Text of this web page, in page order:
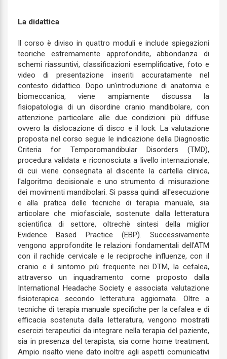
La didattica
Il corso è diviso in quattro moduli e include spiegazioni
teoriche estremamente approfondite, abbondanza di
schemi riassuntivi, classificazioni esemplificative, foto e
video di presentazione inseriti accuratamente nel
contesto didattico. Dopo un'introduzione di anatomia e
biomeccanica, viene ampiamente discussa la
fisiopatologia di un disordine cranio mandibolare, con
attenzione particolare alle due condizioni più diffuse
ovvero la dislocazione di disco e il lock. La valutazione
proposta nel corso segue le indicazione della Diagnostic
Criteria for Temporomandibular Disorders (TMD),
procedura validata e riconosciuta a livello internazionale,
di cui viene consegnata al discente la cartella clinica,
l'algoritmo decisionale e uno strumento di misurazione
dei movimenti mandibolari. Si passa quindi all'esecuzione
e alla pratica delle tecniche di terapia manuale, sia
articolare che miofasciale, sostenute dalla letteratura
scientifica di settore, oltrechè sintesi della miglior
Evidence Based Practice (EBP). Successivamente
vengono approfondite le relazioni fondamentali dell'ATM
con il rachide cervicale e le reciproche influenze, con il
cranio e il sintomo più frequente nei DTM, la cefalea,
attraverso un inquadramento come proposto dalla
International Headache Society e associata valutazione
fisioterapica secondo letteratura aggiornata. Oltre a
tecniche di terapia manuale specifiche per la cefalea e di
efficacia sostenuta dalla letteratura, vengono mostrati
esercizi terapeutici da integrare nella terapia del paziente,
sia in presenza del terapista, sia come home treatment.
Ampio risalto viene dato inoltre agli aspetti comunicativi